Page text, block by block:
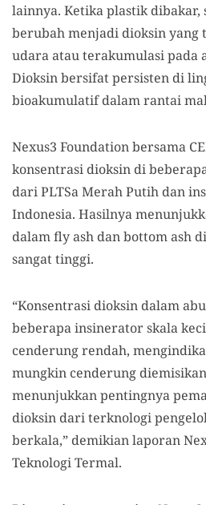
lainnya. Ketika plastik dibakar,
berubah menjadi dioksin
udara atau terakumulasi pada
Dioksin bersifat persisten di
bioakumulatif dalam rantai
Nexus3 Foundation bersama
konsentrasi dioksin di
dari PLTSa Merah Putih dan
Indonesia. Hasilnya
dalam fly ash dan bottom ash
sangat tinggi.
“Konsentrasi dioksin dalam
beberapa insinerator skala
cenderung rendah,
mungkin cenderung
menunjukkan pentingnya
dioksin dari terknologi
berkala,” demikian laporan
Teknologi Termal.